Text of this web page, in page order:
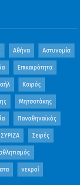
Αθήνα Αστυνομία
Επικαιρότητα
Καιρός
Μητσοτάκης
Παναθηναϊκός
ΣΥΡΙΖΑ Σειρές
νεκροί